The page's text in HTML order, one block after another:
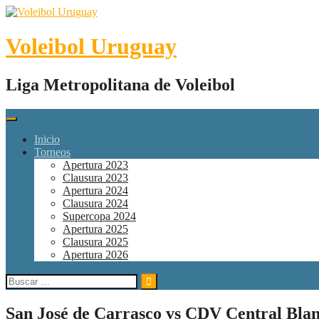
Skip
content
Voleibol Uruguay
Liga Metropolitana de Voleibol
Inicio
Torneos
Apertura 2023
Clausura 2023
Apertura 2024
Clausura 2024
Supercopa 2024
Apertura 2025
Clausura 2025
Apertura 2026
Buscar:
San José de Carrasco vs CDV Central